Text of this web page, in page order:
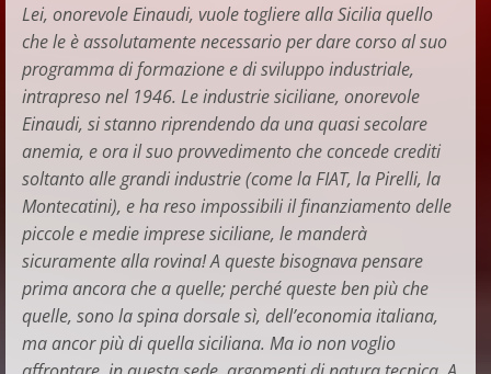
Lei, onorevole Einaudi, vuole togliere alla Sicilia quello
che le è assolutamente necessario per dare corso al suo
programma di formazione e di sviluppo industriale,
intrapreso nel 1946. Le industrie siciliane, onorevole
Einaudi, si stanno riprendendo da una quasi secolare
anemia, e ora il suo provvedimento che concede crediti
soltanto alle grandi industrie (come la FIAT, la Pirelli, la
Montecatini), e ha reso impossibili il finanziamento delle
piccole e medie imprese siciliane, le manderà
sicuramente alla rovina! A queste bisognava pensare
prima ancora che a quelle; perché queste ben più che
quelle, sono la spina dorsale sì, dell’economia italiana,
ma ancor più di quella siciliana. Ma io non voglio